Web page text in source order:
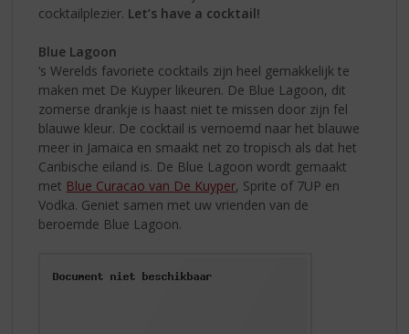
cocktailplezier. Let’s have a cocktail!
Blue Lagoon
‘s Werelds favoriete cocktails zijn heel gemakkelijk te
maken met De Kuyper likeuren. De Blue Lagoon, dit
zomerse drankje is haast niet te missen door zijn fel
blauwe kleur. De cocktail is vernoemd naar het blauwe
meer in Jamaica en smaakt net zo tropisch als dat het
Caribische eiland is. De Blue Lagoon wordt gemaakt
met Blue Curacao van De Kuyper, Sprite of 7UP en
Vodka. Geniet samen met uw vrienden van de
beroemde Blue Lagoon.